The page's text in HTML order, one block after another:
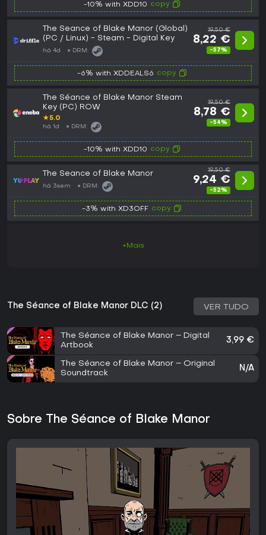
-10% with XDD10 copy
The Seance of Blake Manor (Global)
(PC / Linux) - Steam - Digital Key
há 4d DRM:
19,50 €
8,22 €
-57%
-6% with XDDEALS6 copy
The Séance of Blake Manor Steam
Key (PC) ROW
★5.0
há 1d DRM:
19,50 €
8,78 €
-54%
-10% with XDD10 copy
The Seance of Blake Manor
há 3sem DRM:
19,50 €
9,24 €
-52%
-3% with XD3OFF copy
+Mais
The Séance of Blake Manor DLC (2) VER TUDO
The Séance of Blake Manor – Digital
Artbook
3,99 €
The Séance of Blake Manor – Original
Soundtrack
N/A
Sobre The Séance of Blake Manor